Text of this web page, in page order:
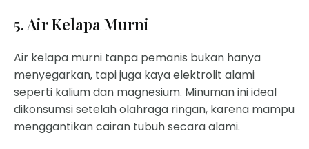
5. Air Kelapa Murni
Air kelapa murni tanpa pemanis bukan hanya
menyegarkan, tapi juga kaya elektrolit alami
seperti kalium dan magnesium. Minuman ini ideal
dikonsumsi setelah olahraga ringan, karena mampu
menggantikan cairan tubuh secara alami.